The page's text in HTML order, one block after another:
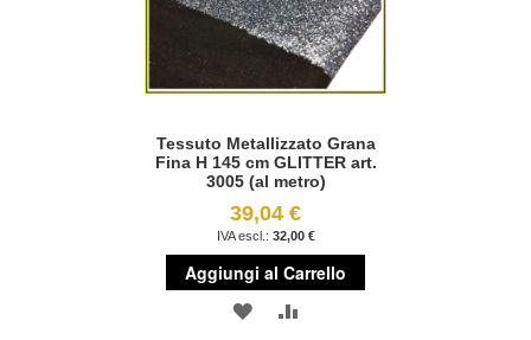
Tessuto Metallizzato Grana
Fina H 145 cm GLITTER art.
3005 (al metro)
39,04 €
32,00 €
Aggiungi al Carrello
AGGIUNGI